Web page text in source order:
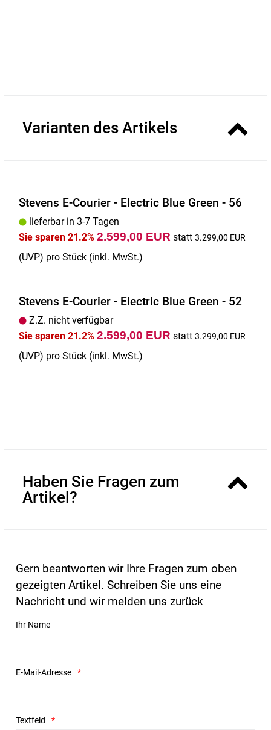
Varianten des Artikels
Stevens E-Courier - Electric Blue Green - 56
lieferbar in 3-7 Tagen
Sie sparen 21.2% 2.599,00 EUR statt 3.299,00 EUR
(UVP) pro Stück (inkl. MwSt.)
Stevens E-Courier - Electric Blue Green - 52
Z.Z. nicht verfügbar
Sie sparen 21.2% 2.599,00 EUR statt 3.299,00 EUR
(UVP) pro Stück (inkl. MwSt.)
Haben Sie Fragen zum
Artikel?
Gern beantworten wir Ihre Fragen zum oben
gezeigten Artikel. Schreiben Sie uns eine
Nachricht und wir melden uns zurück
Ihr Name
E-Mail-Adresse
Textfeld